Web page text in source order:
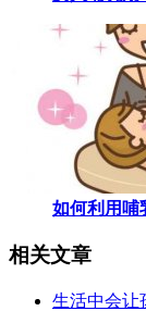
如何利用哺
相关文章
生活中会让